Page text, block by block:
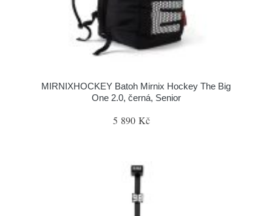
MIRNIXHOCKEY Batoh Mirnix Hockey The Big
One 2.0, černá, Senior
5 890 Kč